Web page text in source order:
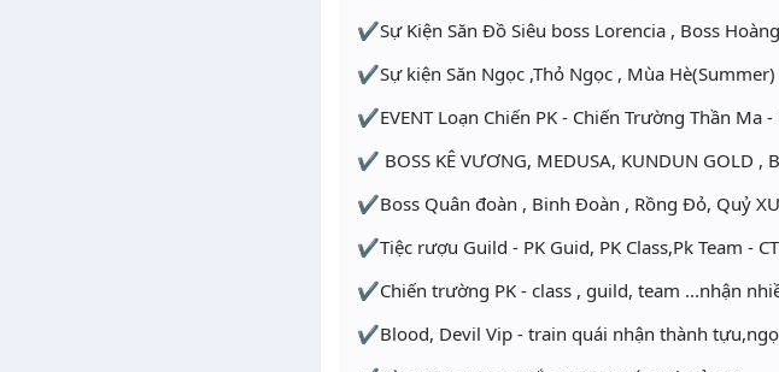
✔Sự Kiện Săn Đồ Siêu boss Lorencia , Boss
✔Sự kiện Săn Ngọc ,Thỏ Ngọc , Mùa
✔EVENT Loạn Chiến PK - Chiến Trường Thần Ma -
✔ BOSS KÊ VƯƠNG, MEDUSA, KUNDUN GOLD ,
✔Boss Quân đoàn , Binh Đoàn , Rồng Đỏ, Quỷ
✔Tiệc rượu Guild - PK Guid, PK Class,Pk Team -
✔Chiến trường PK - class , guild, team ...nhận
✔Blood, Devil Vip - train quái nhận thành